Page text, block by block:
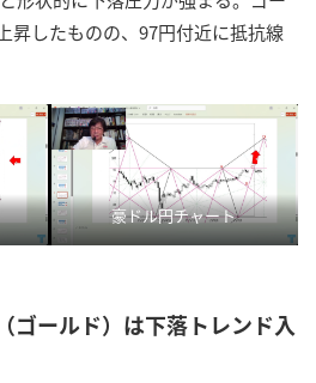
昇したものの、97円付近に抵抗線
豪ドル円チャート
ゴールド）は下落トレンド入